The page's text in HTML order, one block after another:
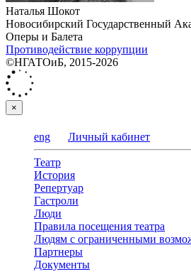
Наталья Шокот
Новосибирский Государственный
Оперы и Балета
Противодействие коррупции
©НГАТОиБ, 2015-2026
×
eng Личный кабинет
Театр
История
Репертуар
Гастроли
Люди
Правила посещения театра
Людям с ограниченными
Партнеры
Документы